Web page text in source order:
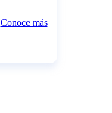
Conoce más